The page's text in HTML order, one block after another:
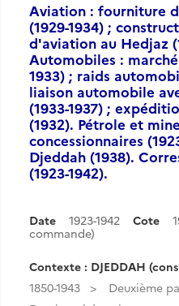
Aviation : fourniture
(1929-1934) ;
d'aviation au Hedjaz
Automobiles :
1933) ; raids
liaison automobile
(1933-1937) ;
(1932). Pétrole et
concessionnaires
Djeddah (1938).
(1923-1942).
Date 1923-1942 Cote
commande)
Contexte : DJEDDAH
1850-1943
Deuxième